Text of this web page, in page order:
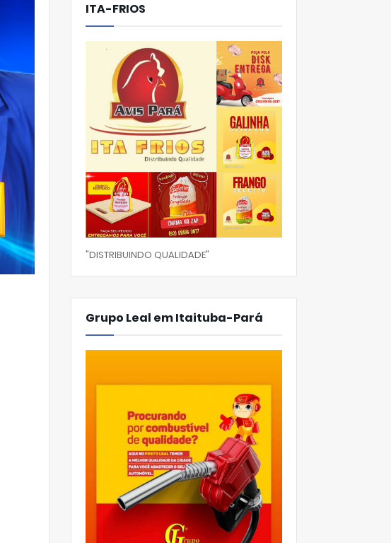
ITA-FRIOS
"DISTRIBUINDO QUALIDADE"
Grupo Leal em Itaituba-Pará